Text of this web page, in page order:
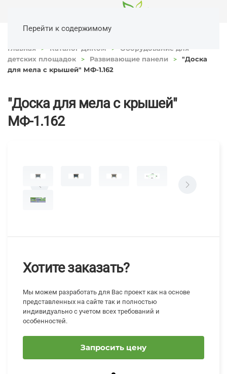
Перейти к содержимому
Главная Каталог ДиКом
Оборудование для
детских площадок
Развивающие панели
"Доска
для мела с крышей" МФ-1.162
"Доска для мела с крышей"
МФ-1.162
Хотите заказать?
Мы можем разработать для Вас проект как на основе
представленных на сайте так и полностью
индивидуально с учетом всех требований и
особенностей.
Запросить цену